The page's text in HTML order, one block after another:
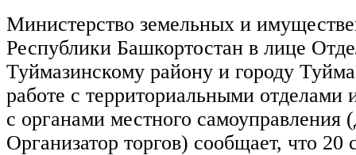
Министерство земельных и
Республики Башкортостан в лице
Туймазинскому району и городу
работе с территориальными отделами
с органами местного самоуправления
Организатор торгов) сообщает, что 20